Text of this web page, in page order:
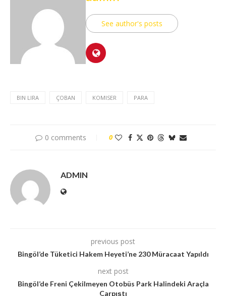
See author's posts
BIN LIRA ÇOBAN KOMISER PARA
0 comments 0
ADMIN
previous post
Bingöl’de Tüketici Hakem Heyeti’ne 230 Müracaat Yapıldı
next post
Bingöl’de Freni Çekilmeyen Otobüs Park Halindeki Araçla
Çarpıştı